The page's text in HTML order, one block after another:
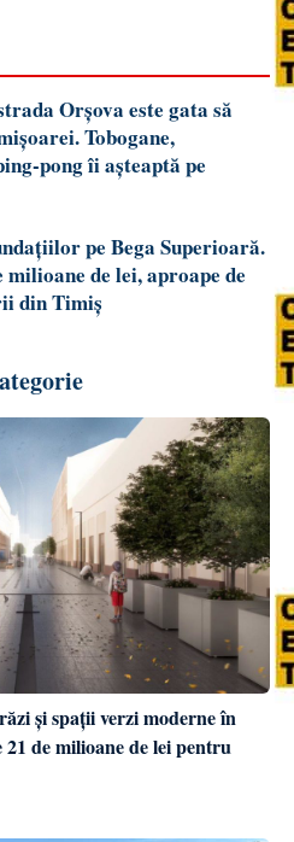
Orșova este gata să
Tobogane,
pong îi așteaptă pe
pe Bega Superioară.
de lei, aproape de
din Timiș
și spații verzi moderne în
de milioane de lei pentru